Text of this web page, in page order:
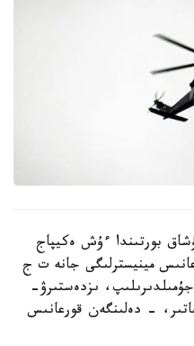
بورتىندا ءۇش ەكيپاج
مينيسترلىگى جانە ت ج
ىزدەستىرۋ-
- دەلىنگەن قورعانىس